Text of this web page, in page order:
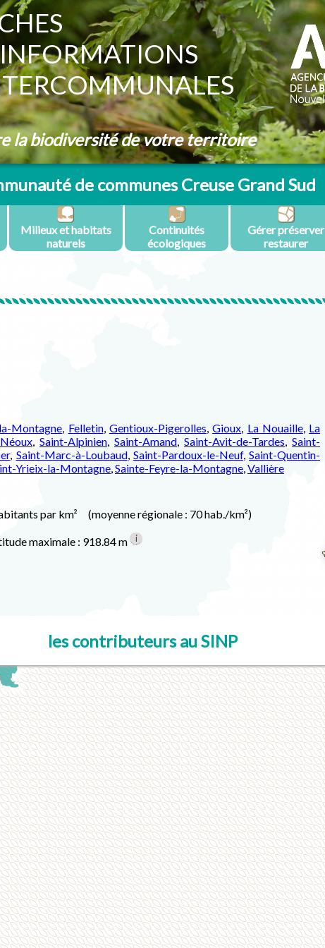
la biodiversité de votre territoire
de communes Creuse Grand Sud
Milieux et habitats
naturels
Continuités
écologiques
Gérer préserver
restaurer
Montagne, Felletin, Gentioux-Pigerolles,Gioux, La Nouaille, La
Néoux, Saint-Alpinien, Saint-Amand, Saint-Avit-de-Tardes, Saint-
, Saint-Marc-à-Loubaud, Saint-Pardoux-le-Neuf,Saint-Quentin-
Yrieix-la-Montagne,Sainte-Feyre-la-Montagne,Vallière
par km² (moyenne régionale : 70 hab./km²)
maximale : 918.84 m i
les contributeurs au SINP